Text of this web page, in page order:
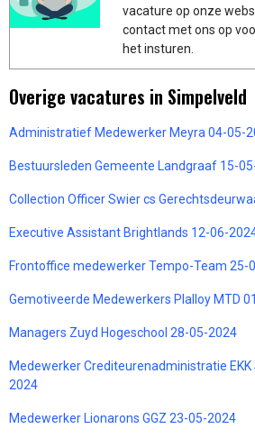
vacature op onze
contact met ons op
het insturen.
Overige vacatures in Simpelveld
Administratief Medewerker Meyra 04-05-
Bestuursleden Gemeente Landgraaf 15-
Collection Officer Swier cs
Executive Assistant Brightlands 12-06-
Frontoffice medewerker Tempo-Team 25-
Gemotiveerde Medewerkers Plalloy MTD
Managers Zuyd Hogeschool 28-05-2024
Medewerker Crediteurenadministratie EKK
2024
Medewerker Lionarons GGZ 23-05-2024